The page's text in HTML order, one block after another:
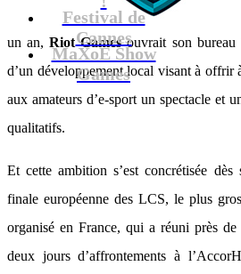
Festival de
Cannes
MaXoE Show
Games
un an,Riot Gamesouvrait son bureau
d’un développement local visant à offrir
aux amateurs d’e-sport un spectacle et
qualitatifs.
Et cette ambition s’est concrétisée dès
finale européenne des LCS, le plus
organisé en France, qui a réuni près
deux jours d’affrontements à